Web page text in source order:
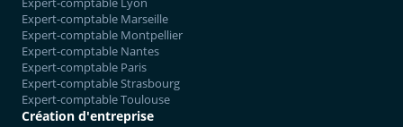
Expert-comptable Marseille
Expert-comptable Montpellier
Expert-comptable Nantes
Expert-comptable Paris
Expert-comptable Strasbourg
Expert-comptable Toulouse
Création d'entreprise